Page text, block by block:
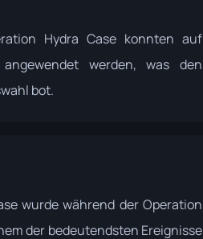
Hydra Case konnten auf
werden, was den
bot.
wurde während der Operation
der bedeutendsten Ereignisse